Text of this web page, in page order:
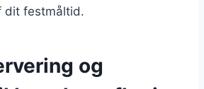
dit festmåltid.
og